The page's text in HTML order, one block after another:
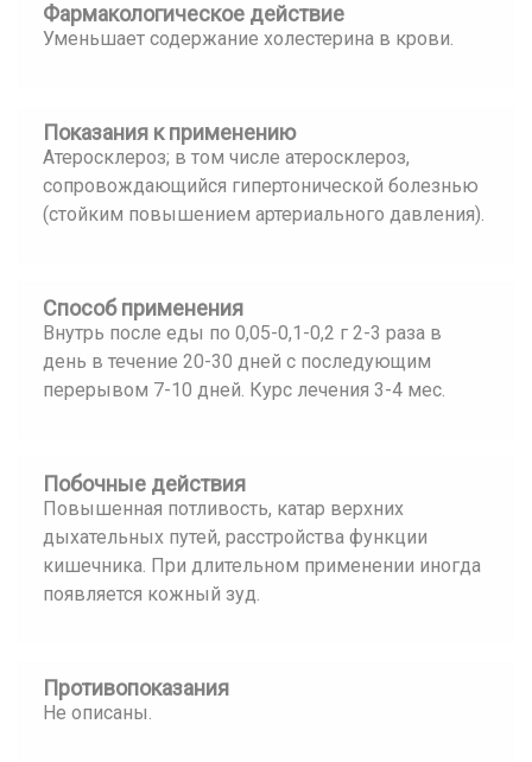
Фармакологическое действие
Уменьшает содержание холестерина в крови.
Показания к применению
Атеросклероз; в том числе атеросклероз,
сопровождающийся гипертонической болезнью
(стойким повышением артериального давления).
Способ применения
Внутрь после еды по 0,05-0,1-0,2 г 2-3 раза в
день в течение 20-30 дней с последующим
перерывом 7-10 дней. Курс лечения 3-4 мес.
Побочные действия
Повышенная потливость, катар верхних
дыхательных путей, расстройства функции
кишечника. При длительном применении иногда
появляется кожный зуд.
Противопоказания
Не описаны.